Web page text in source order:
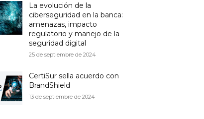
La evolución de la
ciberseguridad en la banca:
amenazas, impacto
regulatorio y manejo de la
seguridad digital
25 de septiembre de 2024
CertiSur sella acuerdo con
BrandShield
13 de septiembre de 2024